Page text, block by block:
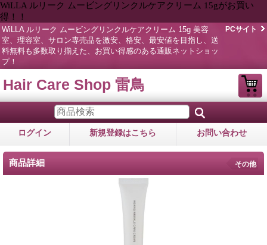
WiLLA ルリーク ムービングリンクルケアクリーム 15gがお買い
得！！
WiLLA ルリーク ムービングリンクルケアクリーム 15g 美容
室、理容室、サロン専売品を激安、格安、最安値を目指し、送
料無料も多数取り揃えた、お買い得感のある通販ネットショッ
プ！
PCサイト
Hair Care Shop 雷鳥
ログイン 新規登録はこちら お問い合わせ
商品詳細 その他